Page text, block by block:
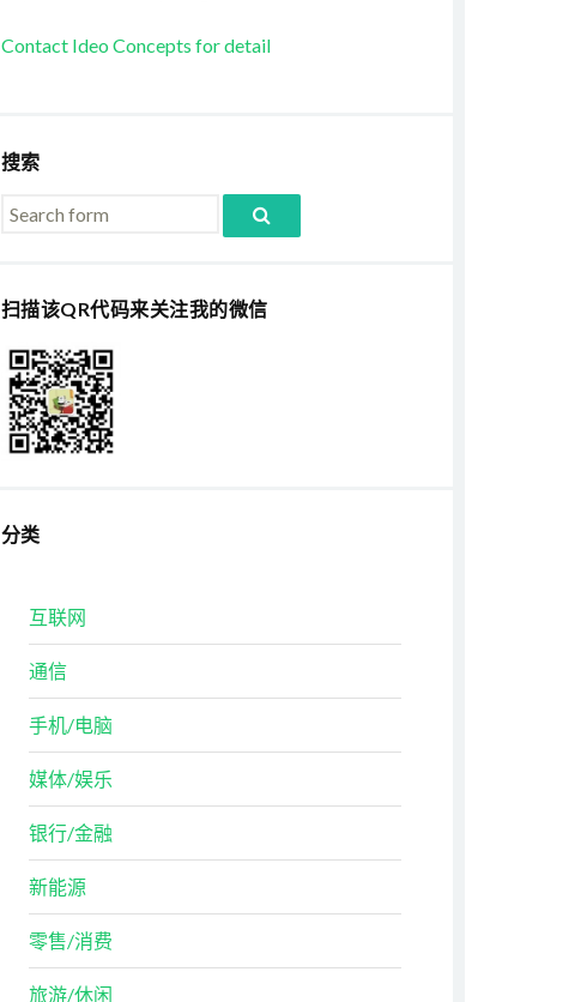
Contact Ideo Concepts for detail
搜索
扫描该QR代码来关注我的微信
分类
互联网
通信
手机/电脑
媒体/娱乐
银行/金融
新能源
零售/消费
旅游/休闲